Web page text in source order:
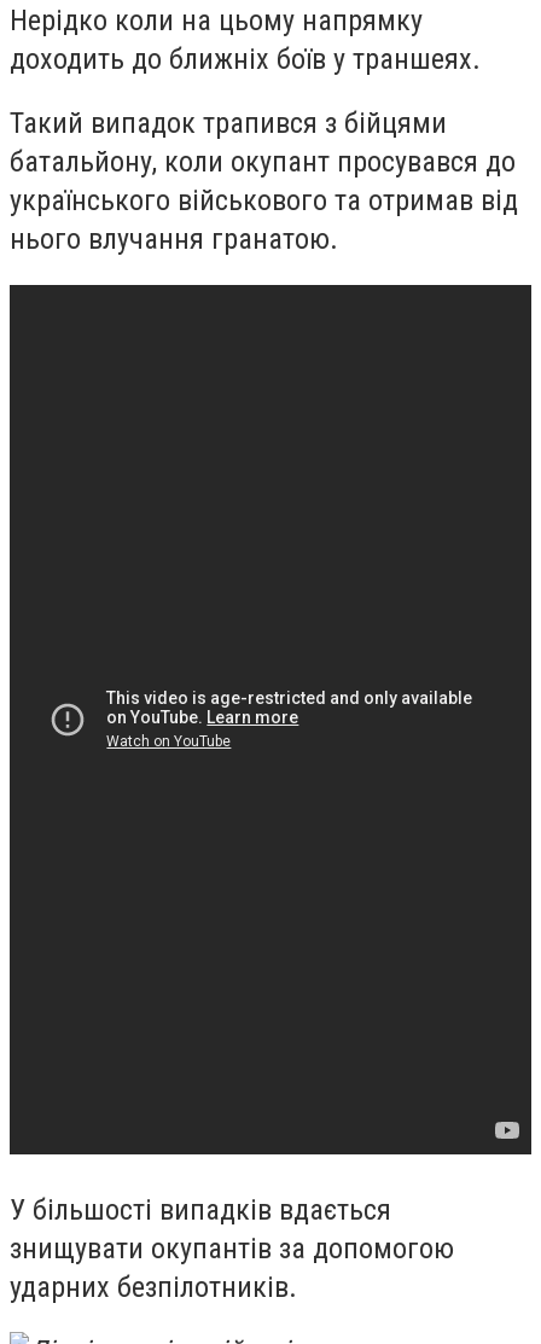
Нерідко коли на цьому напрямку
доходить до ближніх боїв у траншеях.
Такий випадок трапився з бійцями
батальйону, коли окупант просувався до
українського військового та отримав від
нього влучання гранатою.
У більшості випадків вдається
знищувати окупантів за допомогою
ударних безпілотників.